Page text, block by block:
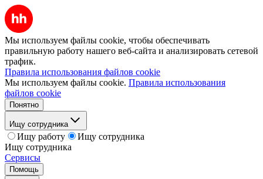
Мы используем файлы cookie, чтобы обеспечивать
правильную работу нашего веб-сайта и анализировать сетевой
трафик.
Правила использования файлов cookie
Мы используем файлы cookie. Правила использования
файлов cookie
Понятно
Ищу сотрудника
Ищу работу
Ищу сотрудника
Ищу сотрудника
Сервисы
Помощь